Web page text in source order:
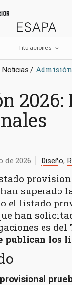
Titulaciones
Noticias
2026:
de 2026 Diseño
superado
el listado
han
es del
publican los